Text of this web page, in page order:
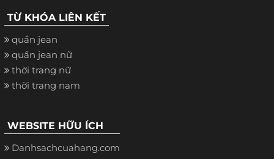
TỪ KHÓA LIÊN KẾT
quần jean
quần jean nữ
thời trang nữ
thời trang nam
WEBSITE HỮU ÍCH
Danhsachcuahang.com